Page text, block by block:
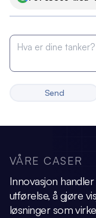
Send
VÅRE CASER
Innovasjon
utførelse, å gjøre
løsninger som